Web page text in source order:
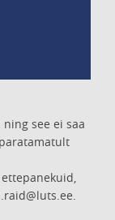
see ei saa